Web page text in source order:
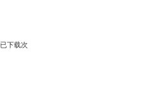
下载次